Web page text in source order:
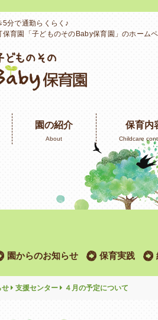
分で通勤らくらく♪
保育園「子どものそのBaby保育園」のホーム
園の紹介
About
保育内
Childcare
園からのお知らせ 保育実践
せ 支援センター ４月の予定について